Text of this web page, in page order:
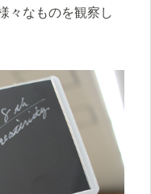
々なものを観察し